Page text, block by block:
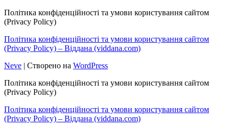
Політика конфіденційності та умови користування сайтом
(Privacy Policy)
Політика конфіденційності та умови користування сайтом
(Privacy Policy) – Віддана (viddana.com)
Neve | Створено на WordPress
Політика конфіденційності та умови користування сайтом
(Privacy Policy)
Політика конфіденційності та умови користування сайтом
(Privacy Policy) – Віддана (viddana.com)